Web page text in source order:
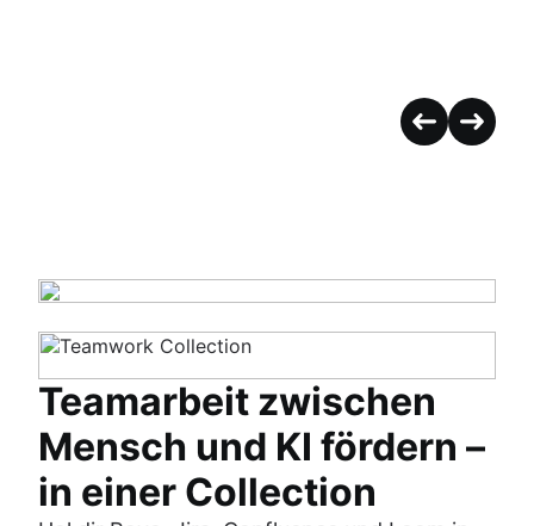
Teamarbeit zwischen
Mensch und KI fördern –
in einer Collection